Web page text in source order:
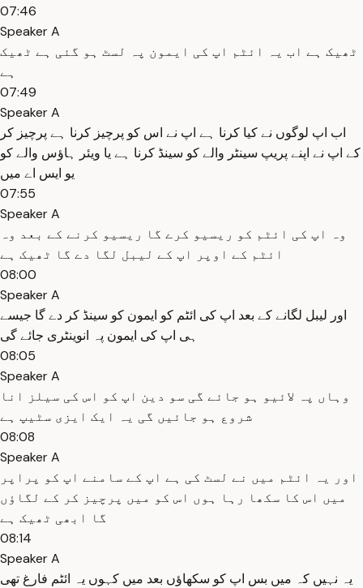
07:46
Speaker A
ٹھیک ہے اب یہ ائٹم اپ کی ایمون پہ لسٹ ہو گئی ہے ٹھیک
ہے
07:49
Speaker A
اب اپ لوگوں نے کیا کرنا ہے اپ نے اس کو پرچیز کرنا ہے پرچیز کر
کے اپ نے اپنے پریپ سینٹر والے کو سینڈ کرنا ہے یا ویئر ہاؤس والے کو
یو ایس اے میں
07:55
Speaker A
وہ اپ کی ائٹم کو ریسیو کرے گا ریسیو کرنے کے بعد وہ
ائٹم کے اوپر اپ کے لیبل لگا دے گا ٹھیک ہے
08:00
Speaker A
اور لیبل لگانے کے بعد اپ کی ائٹم کو ایمون کو سینڈ کر دے گا جیسے
ہی اپ کی ایمون پہ انوینٹری جائے گی
08:05
Speaker A
وہاں پہ لائیو ہو جائے گی سو دین اپ کو اس کی سیلز انا
شروع ہو جائیں گی یہ ایک ایزی سٹیپ ہے
08:08
Speaker A
اور یہ ائٹم میں نے لسٹ کی ہے اپ کے سامنے اپ کو پراپر
میں اس کا سکھا رہا ہوں اس کو میں پرچیز کر کے لگاؤں
گا ابھی ٹھیک ہے
08:14
Speaker A
یہ نہیں کہ میں بس اپ کو سکھاؤں بعد میں کہوں یہ ائٹم فارغ تھی